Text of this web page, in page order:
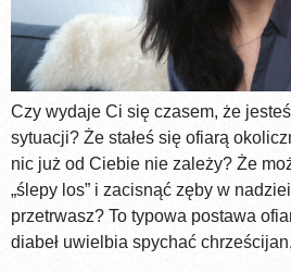
Czy wydaje Ci się czasem, że
sytuacji? Że stałeś się ofiarą
nic już od Ciebie nie zależy? Że
„ślepy los” i zacisnąć zęby w
przetrwasz? To typowa postawa
diabeł uwielbia spychać